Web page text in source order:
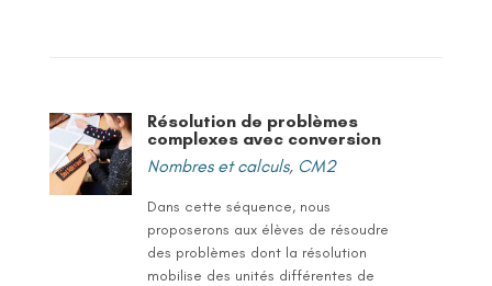
Résolution de problèmes
complexes avec conversion
Nombres et calculs, CM2
Dans cette séquence, nous
proposerons aux élèves de résoudre
des problèmes dont la résolution
mobilise des unités différentes de